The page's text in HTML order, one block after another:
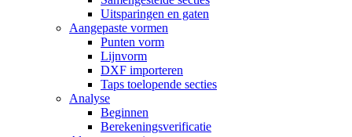
Uitsparingen en gaten
Aangepaste vormen
Punten vorm
Lijnvorm
DXF importeren
Taps toelopende secties
Analyse
Beginnen
Berekeningsverificatie